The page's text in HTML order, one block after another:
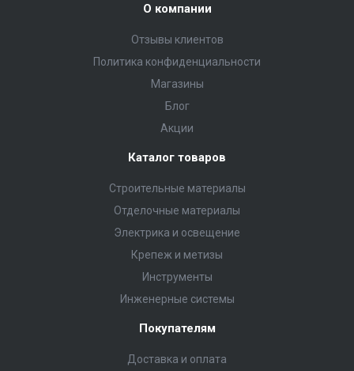
О компании
Отзывы клиентов
Политика конфиденциальности
Магазины
Блог
Акции
Каталог товаров
Строительные материалы
Отделочные материалы
Электрика и освещение
Крепеж и метизы
Инструменты
Инженерные системы
Покупателям
Доставка и оплата